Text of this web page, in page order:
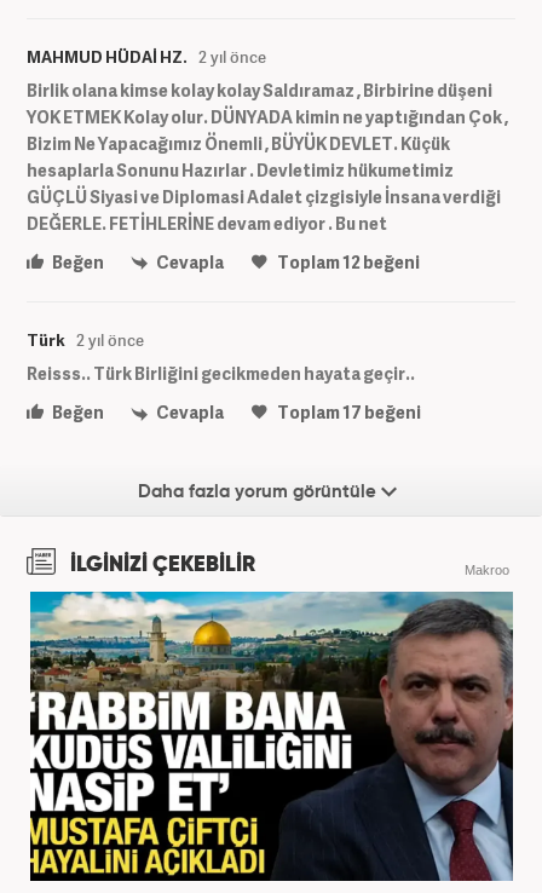
MAHMUD HÜDAİ HZ. 2 yıl önce
Birlik olana kimse kolay kolay Saldıramaz , Birbirine düşeni
YOK ETMEK Kolay olur. DÜNYADA kimin ne yaptığından Çok ,
Bizim Ne Yapacağımız Önemli , BÜYÜK DEVLET. Küçük
hesaplarla Sonunu Hazırlar . Devletimiz hükumetimiz
GÜÇLÜ Siyasi ve Diplomasi Adalet çizgisiyle İnsana verdiği
DEĞERLE. FETİHLERİNE devam ediyor . Bu net
Beğen
Cevapla Toplam12beğeni
Türk 2 yıl önce
Reisss.. Türk Birliğini gecikmeden hayata geçir..
Beğen
Cevapla Toplam17 beğeni
Daha fazla yorum görüntüle
İLGİNİZİ ÇEKEBİLİR Makroo